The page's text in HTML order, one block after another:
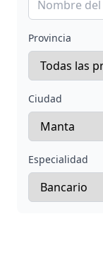
Provincia
Ciudad
Especialidad